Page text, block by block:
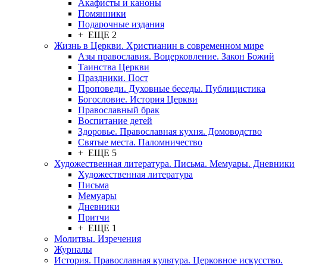
Акафисты и каноны
Помянники
Подарочные издания
+ ЕЩЕ 2
Жизнь в Церкви. Христианин в современном мире
Азы православия. Воцерковление. Закон Божий
Таинства Церкви
Праздники. Пост
Проповеди. Духовные беседы. Публицистика
Богословие. История Церкви
Православный брак
Воспитание детей
Здоровье. Православная кухня. Домоводство
Святые места. Паломничество
+ ЕЩЕ 5
Художественная литература. Письма. Мемуары. Дневники
Художественная литература
Письма
Мемуары
Дневники
Притчи
+ ЕЩЕ 1
Молитвы. Изречения
Журналы
История. Православная культура. Церковное искусство.